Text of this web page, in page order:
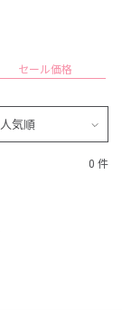
セール価格
人気順
0 件